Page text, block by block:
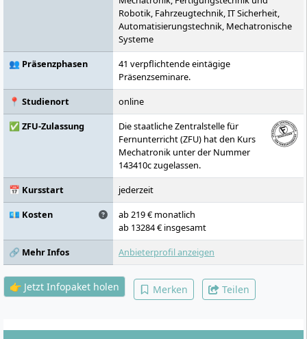
Konstruieren, Elektrotechnik,
Qualitätsmanagement und
Führungstechniken,
Managementtechniken, Mess- Steuer- und
Regelungstechnik, Sensorik und Aktorik,
Systemtheorie und Echtzeitsysteme,
Fachenglisch, Fahrzeugtechnik, Flexible
Fertigungssysteme und Robotik
Robotik, Fahrzeugtechnik, IT Sicherheit,
Automatisierungstechnik, Mechatronische
Systeme
👥 Präsenzphasen
41 verpflichtende eintägige
Präsenzseminare.
📍 Studienort
online
✅ ZFU-Zulassung
Die staatliche Zentralstelle für
Fernunterricht (ZFU) hat den Kurs
Mechatronik unter der Nummer
143410c zugelassen.
📅 Kursstart
jederzeit
💶 Kosten
ab 219 € monatlich
ab 13284 € insgesamt
🔗 Mehr Infos
Anbieterprofil anzeigen
👉 Jetzt Infopaket holen Merken Teilen